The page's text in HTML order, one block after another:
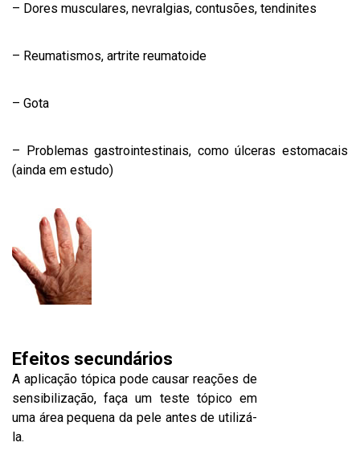
– Dores musculares, nevralgias, contusões, tendinites
– Reumatismos, artrite reumatoide
– Gota
– Problemas gastrointestinais, como úlceras estomacais
(ainda em estudo)
Efeitos secundários
A aplicação tópica pode causar reações de
sensibilização, faça um teste tópico em
uma área pequena da pele antes de utilizá-
la.